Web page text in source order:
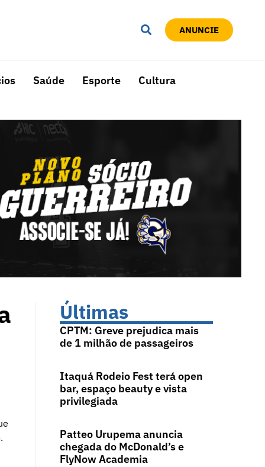
ANUNCIE
Saúde Esporte Cultura
Últimas
CPTM: Greve prejudica mais
de 1 milhão de passageiros
Itaquá Rodeio Fest terá open
bar, espaço beauty e vista
privilegiada
Patteo Urupema anuncia
chegada do McDonald’s e
FlyNow Academia